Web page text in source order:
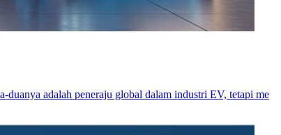
adalah peneraju global dalam industri EV, tetapi me